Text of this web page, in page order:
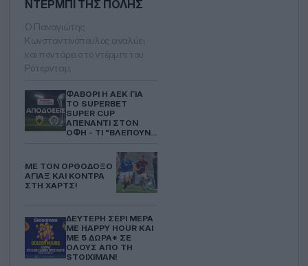
ΝΤΈΡΜΠΙ ΤΗΣ ΠΌΛΗΣ
Ο Παναγιώτης
Κωνσταντινόπουλος αναλύει
και ποντάρει στο ντέρμπι του
Ρότερνταμ.
ΦΑΒΟΡΊ Η ΑΕΚ ΓΙΑ
ΤΟ SUPERBET
SUPER CUP
ΑΠΈΝΑΝΤΙ ΣΤOΝ
ΟΦΗ - ΤΙ "ΒΛΈΠΟΥΝ"
ΜΕ ΤΟΝ ΟΡΘΌΔΟΞΟ
ΆΓΙΑΞ ΚΑΙ ΚΌΝΤΡΑ
ΣΤΗ ΧΑΡΤΣ!
ΔΕΎΤΕΡΗ ΣΕΡΊ ΜΈΡΑ
ΜΕ HAPPY HOUR ΚΑΙ
ΜΕ 5 ΔΏΡΑ* ΣΕ
ΌΛΟΥΣ ΑΠΌ ΤΗ
STOIXIMAN!